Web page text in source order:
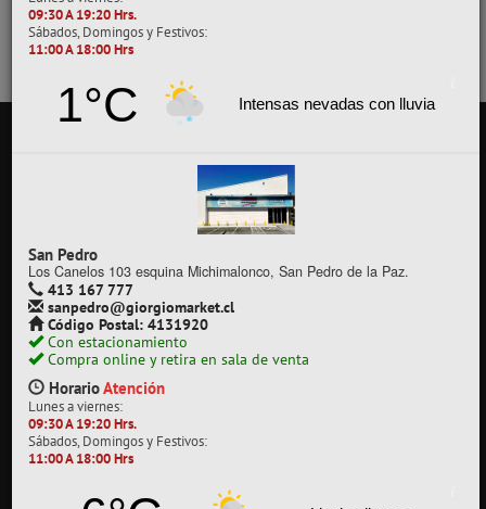
09:30 A 19:20 Hrs.
Sábados, Domingos y Festivos:
11:00 A 18:00 Hrs
1°C Intensas nevadas con lluvia
San Pedro
Los Canelos 103 esquina Michimalonco, San Pedro de la Paz.
413 167 777
sanpedro@giorgiomarket.cl
Código Postal: 4131920
Con estacionamiento
Compra online y retira en sala de venta
HorarioAtención
Lunes a viernes:
09:30 A 19:20 Hrs.
Sábados, Domingos y Festivos:
11:00 A 18:00 Hrs
Camilo Henríquez 2299 Chillancito, Concepción.
412 628 495
camilo@giorgiomarket.cl
Lunes a viernes: 09:30 A 19:20 Hrs
Sábados, domingos y festivos: 11:00 A 18:00 Hrs
Despacho a domicilio: Si | Retiro en tienda: Si
Método de pago: Webpay / Transferencia
Los Carrera 511 esq. Rengo, Concepción.